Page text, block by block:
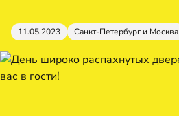
11.05.2023 Санкт-Петербург и Москва